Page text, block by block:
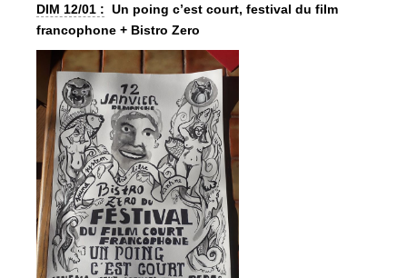
DIM 12/01 : Un poing c’est court, festival du film
francophone + Bistro Zero